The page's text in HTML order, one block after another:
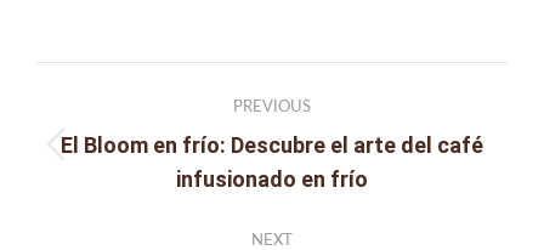
navigation
PREVIOUS
Previous
post:
El Bloom en frío: Descubre el arte del café
infusionado en frío
NEXT